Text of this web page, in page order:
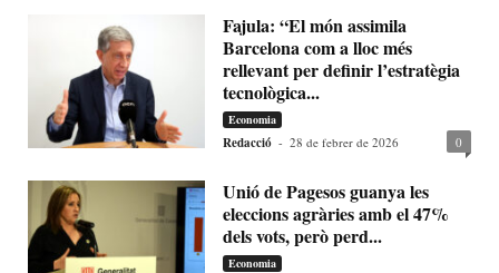
Fajula: “El món assimila
Barcelona com a lloc més
rellevant per definir l’estratègia
tecnològica...
Economia
Redacció - 28 de febrer de 2026 0
Unió de Pagesos guanya les
eleccions agràries amb el 47%
dels vots, però perd...
Economia